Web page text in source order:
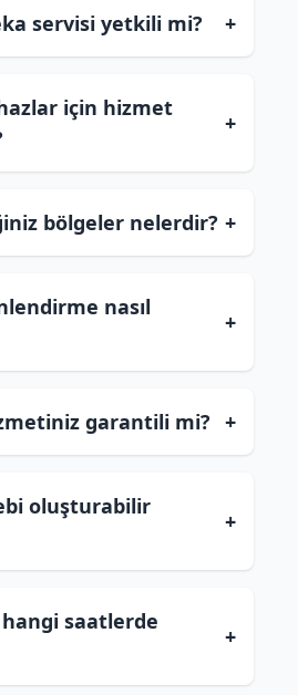
servisi yetkili mi? +
için hizmet
+
bölgeler nelerdir? +
nasıl
+
garantili mi? +
oluşturabilir
+
saatlerde
+